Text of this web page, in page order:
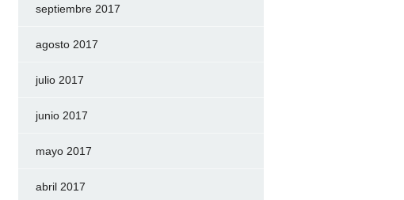
septiembre 2017
agosto 2017
julio 2017
junio 2017
mayo 2017
abril 2017